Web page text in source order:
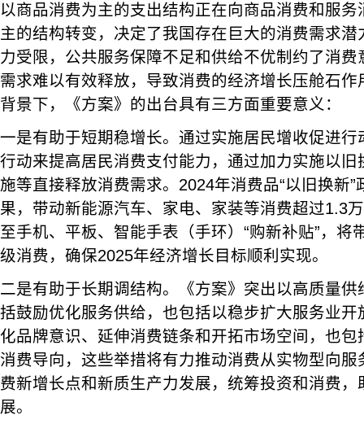
以商品消费为主的支出结构正在向商品消费和服
主的结构转变，决定了我国存在巨大的消费需求
力受限，公共服务保障不足和供给不优制约了消
需求难以有效释放，导致消费的经济增长压舱石
背景下，《方案》的出台具有三方面重要意义：
一是有助于短期稳增长。通过实施居民增收促进
行动来提高居民消费支付能力，通过加力实施以
施等直接释放消费需求。2024年消费品“以旧换新
果，带动新能源汽车、家电、家装等消费超过1.3
至手机、平板、智能手表（手环）“购新补贴”，将
级消费，确保2025年经济增长目标顺利实现。
二是有助于长期调结构。《方案》突出以高质量
括鼓励优化服务供给，也包括以稳步扩大服务业
化品牌意识、延伸消费链条和开拓市场空间，也
消费导向，这些举措将有力推动消费从实物型向
费新增长点和新质生产力发展，统筹投资和消费
展。